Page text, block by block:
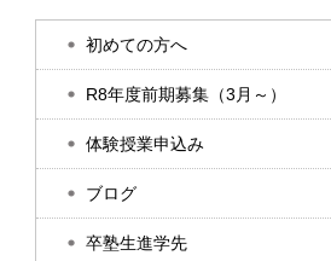
初めての方へ
R8年度前期募集（3月～）
体験授業申込み
ブログ
卒塾生進学先